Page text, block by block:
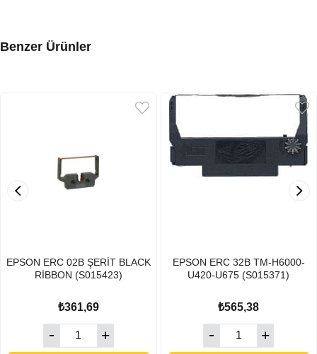
Benzer Ürünler
EPSON ERC 02B ŞERİT BLACK
RİBBON (S015423)
₺361,69
EPSON ERC 32B TM-H6000-
U420-U675 (S015371)
₺565,38